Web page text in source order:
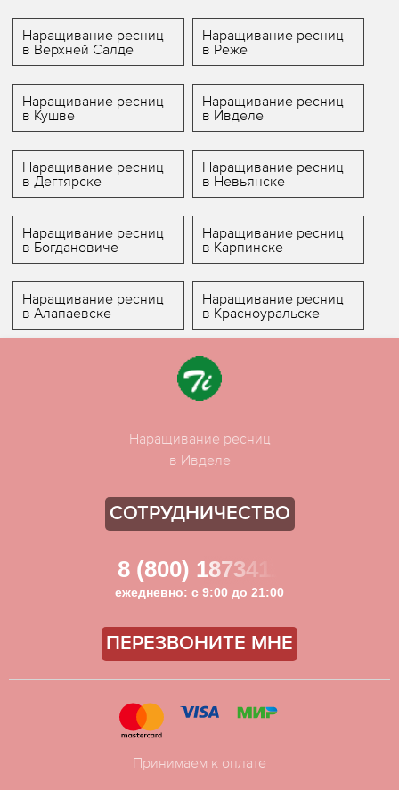
Наращивание ресниц
в Верхней Салде
Наращивание ресниц
в Реже
Наращивание ресниц
в Кушве
Наращивание ресниц
в Ивделе
Наращивание ресниц
в Дегтярске
Наращивание ресниц
в Невьянске
Наращивание ресниц
в Богдановиче
Наращивание ресниц
в Карпинске
Наращивание ресниц
в Алапаевске
Наращивание ресниц
в Красноуральске
Наращивание ресниц
в Ивделе
СОТРУДНИЧЕСТВО
8 (800) 1873411
ежедневно: с 9:00 до 21:00
ПЕРЕЗВОНИТЕ МНЕ
Принимаем к оплате